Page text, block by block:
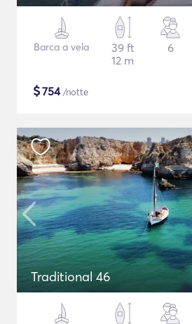
Barca a vela
39 ft
12 m
6
$754/notte
Traditional 46